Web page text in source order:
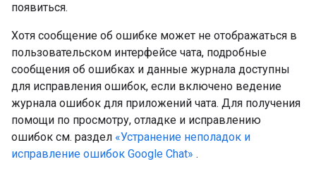
появиться.
Хотя сообщение об ошибке может не отображаться в
пользовательском интерфейсе чата, подробные
сообщения об ошибках и данные журнала доступны
для исправления ошибок, если включено ведение
журнала ошибок для приложений чата. Для получения
помощи по просмотру, отладке и исправлению
ошибок см. раздел «Устранение неполадок и
исправление ошибок Google Chat» .